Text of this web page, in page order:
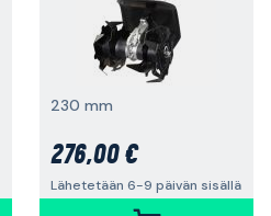
230 mm
276,00 €
Lähetetään 6-9 päivän sisällä